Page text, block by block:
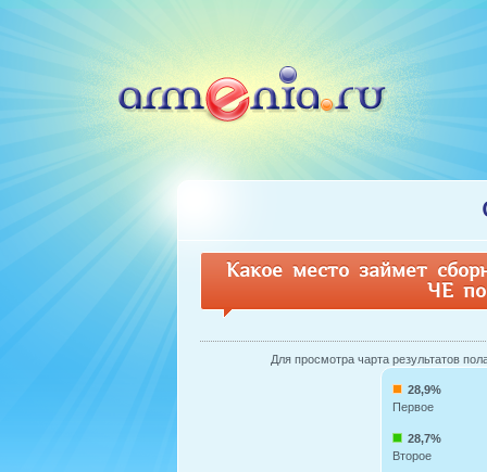
Какое место займет
ЧЕ по
Для просмотра чарта результатов
28,9%
Первое
28,7%
Второе